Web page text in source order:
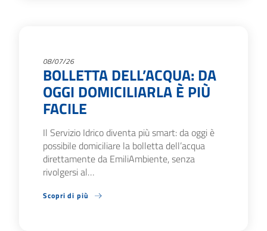
08/07/26
BOLLETTA DELL’ACQUA: DA
OGGI DOMICILIARLA È PIÙ
FACILE
Il Servizio Idrico diventa più smart: da oggi è
possibile domiciliare la bolletta dell’acqua
direttamente da EmiliAmbiente, senza
rivolgersi al…
Scopri di più